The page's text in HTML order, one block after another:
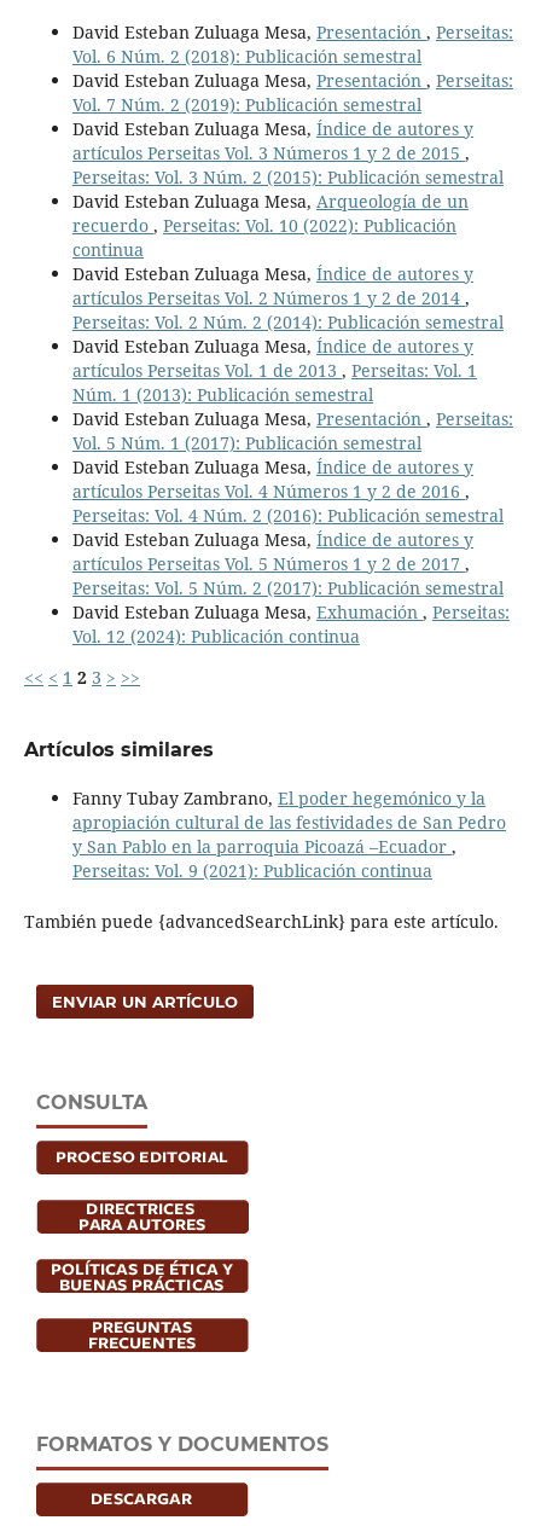
David Esteban Zuluaga Mesa, Presentación , Perseitas:
Vol. 6 Núm. 2 (2018): Publicación semestral
David Esteban Zuluaga Mesa, Presentación , Perseitas:
Vol. 7 Núm. 2 (2019): Publicación semestral
David Esteban Zuluaga Mesa, Índice de autores y
artículos Perseitas Vol. 3 Números 1 y 2 de 2015 ,
Perseitas: Vol. 3 Núm. 2 (2015): Publicación semestral
David Esteban Zuluaga Mesa, Arqueología de un
recuerdo , Perseitas: Vol. 10 (2022): Publicación
continua
David Esteban Zuluaga Mesa, Índice de autores y
artículos Perseitas Vol. 2 Números 1 y 2 de 2014 ,
Perseitas: Vol. 2 Núm. 2 (2014): Publicación semestral
David Esteban Zuluaga Mesa, Índice de autores y
artículos Perseitas Vol. 1 de 2013 , Perseitas: Vol. 1
Núm. 1 (2013): Publicación semestral
David Esteban Zuluaga Mesa, Presentación , Perseitas:
Vol. 5 Núm. 1 (2017): Publicación semestral
David Esteban Zuluaga Mesa, Índice de autores y
artículos Perseitas Vol. 4 Números 1 y 2 de 2016 ,
Perseitas: Vol. 4 Núm. 2 (2016): Publicación semestral
David Esteban Zuluaga Mesa, Índice de autores y
artículos Perseitas Vol. 5 Números 1 y 2 de 2017 ,
Perseitas: Vol. 5 Núm. 2 (2017): Publicación semestral
David Esteban Zuluaga Mesa, Exhumación , Perseitas:
Vol. 12 (2024): Publicación continua
<< < 1 2 3 > >>
Artículos similares
Fanny Tubay Zambrano, El poder hegemónico y la
apropiación cultural de las festividades de San Pedro
y San Pablo en la parroquia Picoazá –Ecuador ,
Perseitas: Vol. 9 (2021): Publicación continua
También puede {advancedSearchLink} para este artículo.
ENVIAR UN ARTÍCULO
CONSULTA
FORMATOS Y DOCUMENTOS